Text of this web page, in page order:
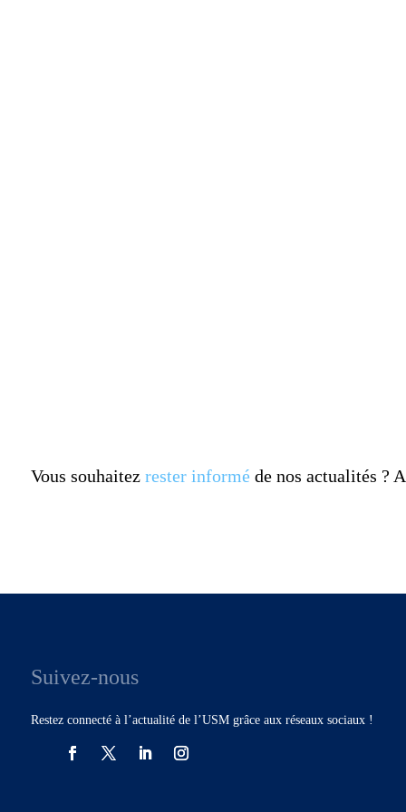
Vous souhaitez rester informéde nos actualités ?
Suivez-nous
Restez connecté à l’actualité de l’USM grâce aux réseaux sociaux !